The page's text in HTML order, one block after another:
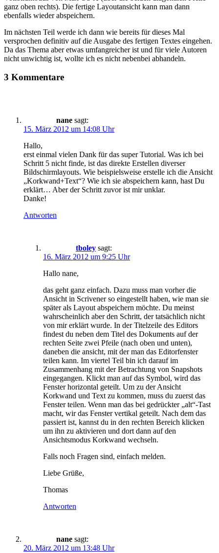
ganz oben rechts). Die fertige Layoutansicht kann man dann
ebenfalls wieder abspeichern.
Im nächsten Teil werde ich dann wie bereits für dieses Mal
versprochen definitiv auf die Ausgabe des fertigen Textes eingehen.
Da das Thema aber etwas umfangreicher ist und für viele Autoren
nicht unwichtig ist, wollte ich es nicht nebenbei abhandeln.
3 Kommentare
nane sagt:
15. März 2012 um 14:08 Uhr
Hallo,
erst einmal vielen Dank für das super Tutorial. Was ich bei
Schritt 5 nicht finde, ist das direkte Erstellen diverser
Bildschirmlayouts. Wie beispielsweise erstelle ich die Ansicht
„Korkwand+Text“? Wie ich sie abspeichern kann, hast Du
erklärt… Aber der Schritt zuvor ist mir unklar.
Danke!
Antworten
tboley sagt:
16. März 2012 um 9:25 Uhr
Hallo nane,
das geht ganz einfach. Dazu muss man vorher die
Ansicht in Scrivener so eingestellt haben, wie man sie
später als Layout abspeichern möchte. Du meinst
wahrscheinlich aber den Schritt, der tatsächlich nicht
von mir erklärt wurde. In der Titelzeile des Editors
findest du neben dem Titel des Dokuments auf der
rechten Seite zwei Pfeile (nach oben und unten),
daneben die ansicht, mit der man das Editorfenster
teilen kann. Im viertel Teil bin ich darauf im
Zusammenhang mit der Betrachtung von Snapshots
eingegangen. Klickt man auf das Symbol, wird das
Fenster horizontal geteilt. Um zu der Ansicht
Korkwand und Text zu kommen, muss du zuerst das
Fenster teilen. Wenn man das bei gedrückter „alt“-Tast
macht, wir das Fenster vertikal geteilt. Nach dem das
passiert ist, kannst du in den rechten Bereich klicken
um ihn zu aktivieren und dort dann auf den
Ansichtsmodus Korkwand wechseln.
Falls noch Fragen sind, einfach melden.
Liebe Grüße,
Thomas
Antworten
nane sagt:
20. März 2012 um 13:48 Uhr